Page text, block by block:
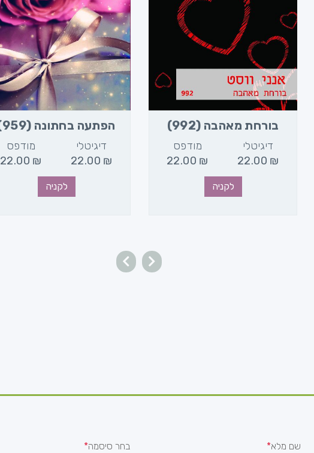
הפתעה בחתונה (959)
מודפס
22.00 ₪
דיגיטלי
22.00 ₪
לקניה
בורחת מאהבה (992)
מודפס
22.00 ₪
דיגיטלי
22.00 ₪
לקניה
שם מלא בחר סיסמה